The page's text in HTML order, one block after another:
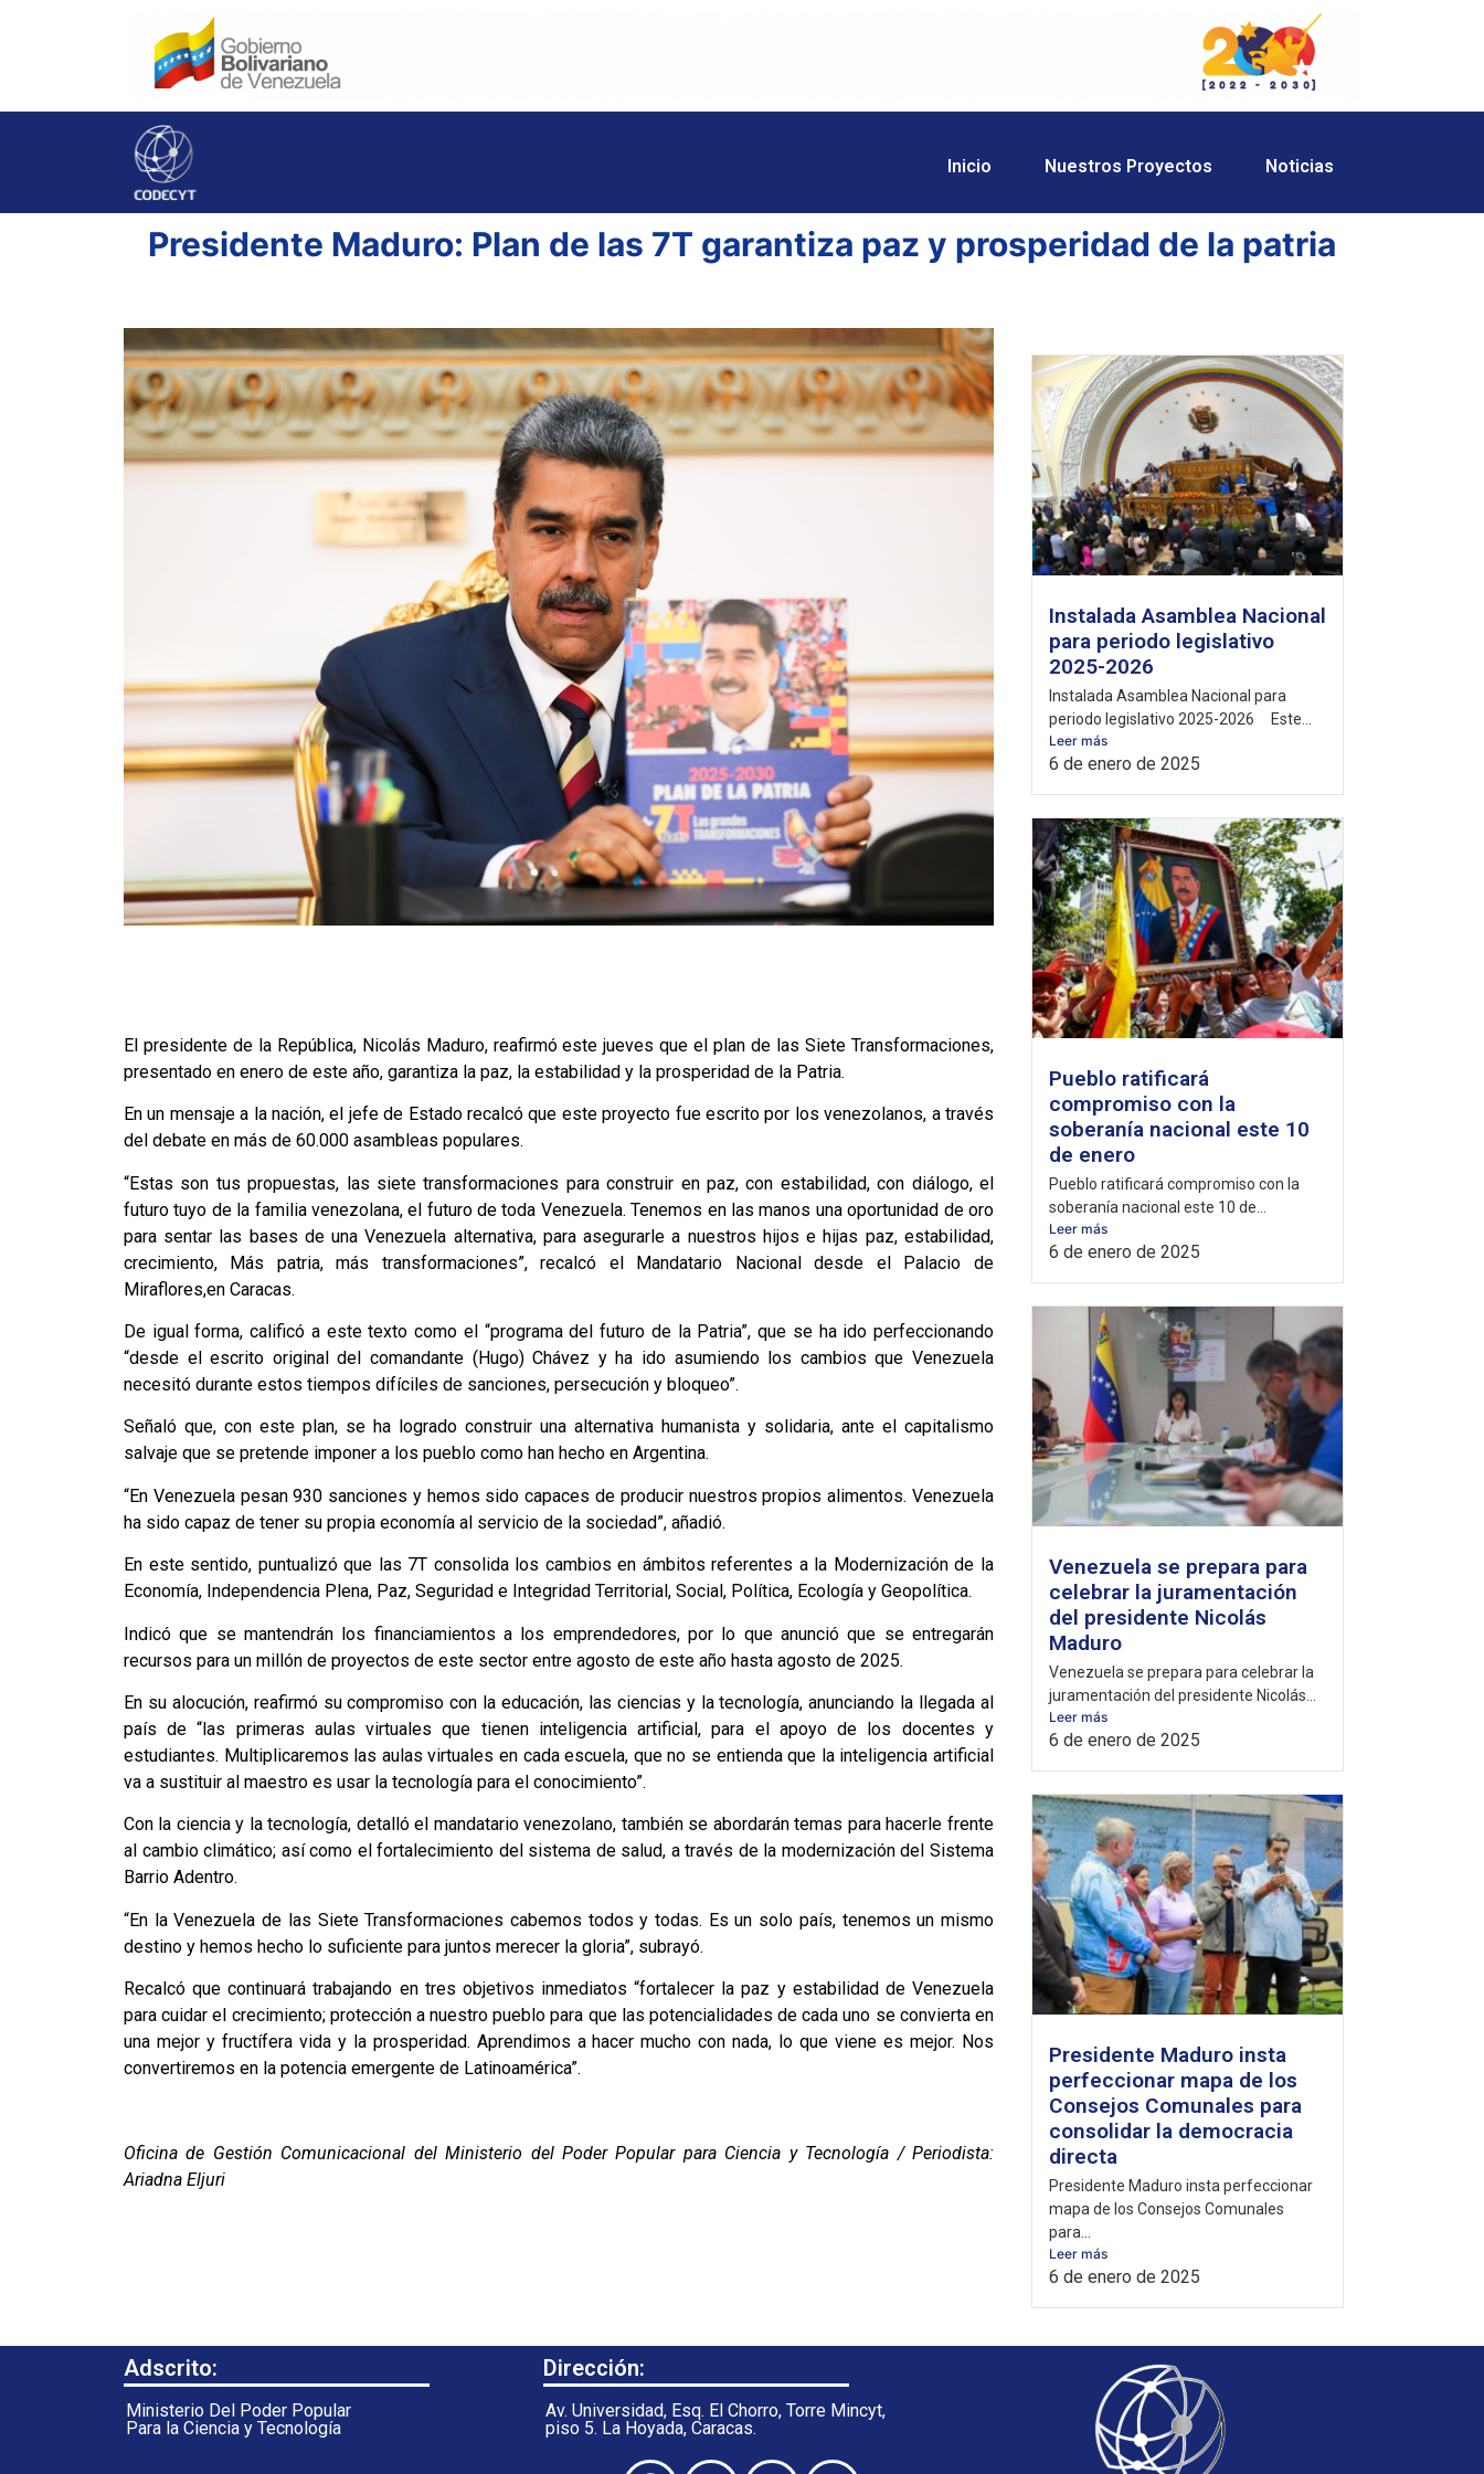
Inicio Nuestros Proyectos Noticias
Presidente Maduro: Plan de las 7T garantiza paz y prosperidad de la patria
El presidente de la República, Nicolás Maduro, reafirmó este jueves que el plan de las Siete Transformaciones,
presentado en enero de este año, garantiza la paz, la estabilidad y la prosperidad de la Patria.
En un mensaje a la nación, el jefe de Estado recalcó que este proyecto fue escrito por los venezolanos, a través
del debate en más de 60.000 asambleas populares.
“Estas son tus propuestas, las siete transformaciones para construir en paz, con estabilidad, con diálogo, el
futuro tuyo de la familia venezolana, el futuro de toda Venezuela. Tenemos en las manos una oportunidad de oro
para sentar las bases de una Venezuela alternativa, para asegurarle a nuestros hijos e hijas paz, estabilidad,
crecimiento, Más patria, más transformaciones”, recalcó el Mandatario Nacional desde el Palacio de
Miraflores,en Caracas.
De igual forma, calificó a este texto como el “programa del futuro de la Patria”, que se ha ido perfeccionando
“desde el escrito original del comandante (Hugo) Chávez y ha ido asumiendo los cambios que Venezuela
necesitó durante estos tiempos difíciles de sanciones, persecución y bloqueo”.
Señaló que, con este plan, se ha logrado construir una alternativa humanista y solidaria, ante el capitalismo
salvaje que se pretende imponer a los pueblo como han hecho en Argentina.
“En Venezuela pesan 930 sanciones y hemos sido capaces de producir nuestros propios alimentos. Venezuela
ha sido capaz de tener su propia economía al servicio de la sociedad”, añadió.
En este sentido, puntualizó que las 7T consolida los cambios en ámbitos referentes a la Modernización de la
Economía, Independencia Plena, Paz, Seguridad e Integridad Territorial, Social, Política, Ecología y Geopolítica.
Indicó que se mantendrán los financiamientos a los emprendedores, por lo que anunció que se entregarán
recursos para un millón de proyectos de este sector entre agosto de este año hasta agosto de 2025.
En su alocución, reafirmó su compromiso con la educación, las ciencias y la tecnología, anunciando la llegada al
país de “las primeras aulas virtuales que tienen inteligencia artificial, para el apoyo de los docentes y
estudiantes. Multiplicaremos las aulas virtuales en cada escuela, que no se entienda que la inteligencia artificial
va a sustituir al maestro es usar la tecnología para el conocimiento”.
Con la ciencia y la tecnología, detalló el mandatario venezolano, también se abordarán temas para hacerle frente
al cambio climático; así como el fortalecimiento del sistema de salud, a través de la modernización del Sistema
Barrio Adentro.
“En la Venezuela de las Siete Transformaciones cabemos todos y todas. Es un solo país, tenemos un mismo
destino y hemos hecho lo suficiente para juntos merecer la gloria”, subrayó.
Recalcó que continuará trabajando en tres objetivos inmediatos “fortalecer la paz y estabilidad de Venezuela
para cuidar el crecimiento; protección a nuestro pueblo para que las potencialidades de cada uno se convierta en
una mejor y fructífera vida y la prosperidad. Aprendimos a hacer mucho con nada, lo que viene es mejor. Nos
convertiremos en la potencia emergente de Latinoamérica”.
Oficina de Gestión Comunicacional del Ministerio del Poder Popular para Ciencia y Tecnología / Periodista:
Ariadna Eljuri
Instalada Asamblea Nacional
para periodo legislativo
2025-2026
Instalada Asamblea Nacional para
periodo legislativo 2025-2026 Este...
Leer más
6 de enero de 2025
Pueblo ratificará
compromiso con la
soberanía nacional este 10
de enero
Pueblo ratificará compromiso con la
soberanía nacional este 10 de...
Leer más
6 de enero de 2025
Venezuela se prepara para
celebrar la juramentación
del presidente Nicolás
Maduro
Venezuela se prepara para celebrar la
juramentación del presidente Nicolás...
Leer más
6 de enero de 2025
Presidente Maduro insta
perfeccionar mapa de los
Consejos Comunales para
consolidar la democracia
directa
Presidente Maduro insta perfeccionar
mapa de los Consejos Comunales
para...
Leer más
6 de enero de 2025
Adscrito:
Ministerio Del Poder Popular
Para la Ciencia y Tecnología
Dirección:
Av. Universidad, Esq. El Chorro, Torre Mincyt,
piso 5. La Hoyada, Caracas.